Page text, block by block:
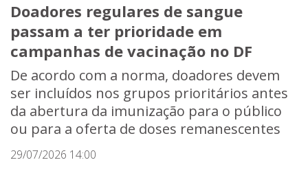
Doadores regulares de sangue
passam a ter prioridade em
campanhas de vacinação no DF
De acordo com a norma, doadores devem
ser incluídos nos grupos prioritários antes
da abertura da imunização para o público
ou para a oferta de doses remanescentes
29/07/2026 14:00